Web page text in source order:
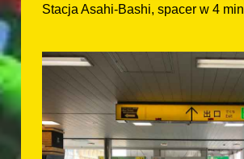
Stacja Asahi-Bashi, spacer w 4 min